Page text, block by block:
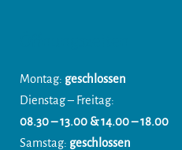
Montag: geschlossen
Dienstag – Freitag:
08.30 – 13.00 & 14.00 – 18.00
Samstag: geschlossen